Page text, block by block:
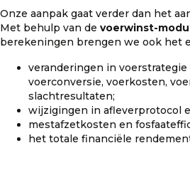
Onze aanpak gaat verder dan het
Met behulp van de voerwinst-
berekeningen brengen we ook het
veranderingen in voerstrategie
voerconversie, voerkosten,
slachtresultaten;
wijzigingen in afleverprotocol
mestafzetkosten en
het totale financiële